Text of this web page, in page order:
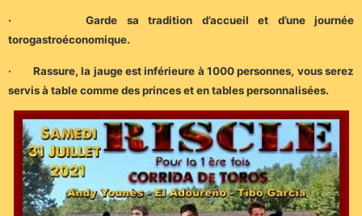
· Garde sa tradition d’accueil et d’une journée
torogastroéconomique.
· Rassure, la jauge est inférieure à 1000 personnes, vous serez
servis à table comme des princes et en tables personnalisées.